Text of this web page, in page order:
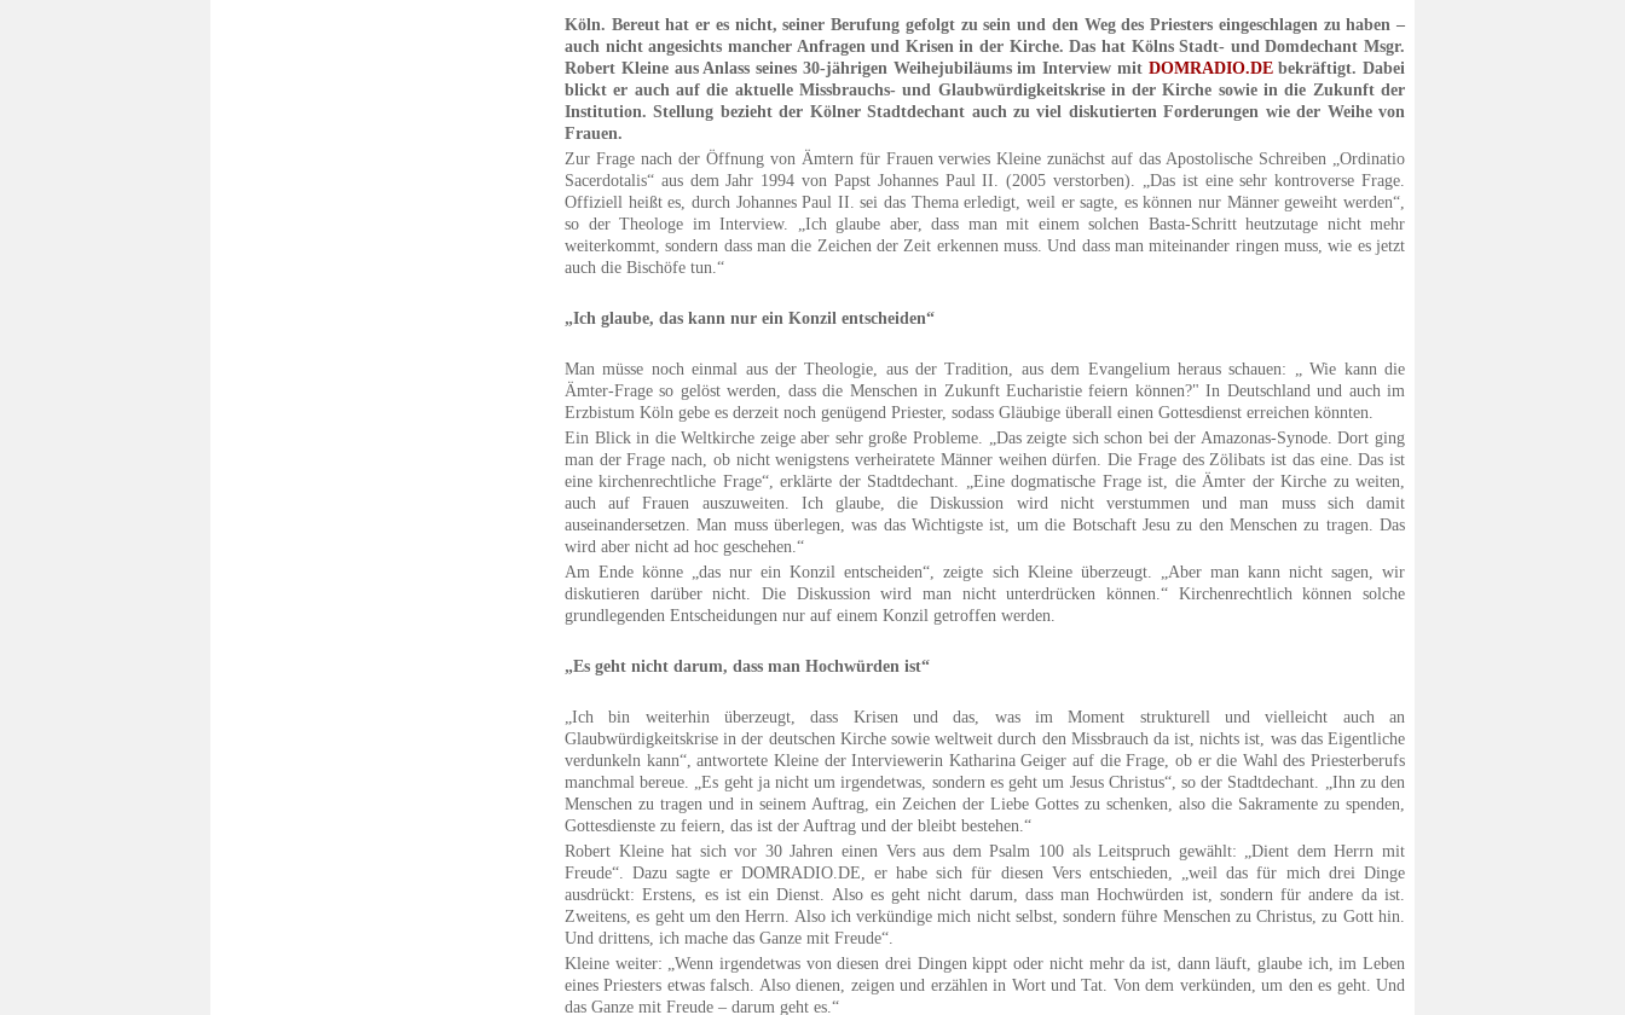
Köln. Bereut hat er es nicht, seiner Berufung gefolgt zu sein und den Weg des Priesters eingeschlagen zu haben –
auch nicht angesichts mancher Anfragen und Krisen in der Kirche. Das hat Kölns Stadt- und Domdechant Msgr.
Robert Kleine aus Anlass seines 30-jährigen Weihejubiläums im Interview mit DOMRADIO.DEbekräftigt. Dabei
blickt er auch auf die aktuelle Missbrauchs- und Glaubwürdigkeitskrise in der Kirche sowie in die Zukunft der
Institution. Stellung bezieht der Kölner Stadtdechant auch zu viel diskutierten Forderungen wie der Weihe von
Frauen.
Zur Frage nach der Öffnung von Ämtern für Frauen verwies Kleine zunächst auf das Apostolische Schreiben „Ordinatio
Sacerdotalis“ aus dem Jahr 1994 von Papst Johannes Paul II. (2005 verstorben). „Das ist eine sehr kontroverse Frage.
Offiziell heißt es, durch Johannes Paul II. sei das Thema erledigt, weil er sagte, es können nur Männer geweiht werden“,
so der Theologe im Interview. „Ich glaube aber, dass man mit einem solchen Basta-Schritt heutzutage nicht mehr
weiterkommt, sondern dass man die Zeichen der Zeit erkennen muss. Und dass man miteinander ringen muss, wie es jetzt
auch die Bischöfe tun.“
„Ich glaube, das kann nur ein Konzil entscheiden“
Man müsse noch einmal aus der Theologie, aus der Tradition, aus dem Evangelium heraus schauen: „ Wie kann die
Ämter-Frage so gelöst werden, dass die Menschen in Zukunft Eucharistie feiern können?" In Deutschland und auch im
Erzbistum Köln gebe es derzeit noch genügend Priester, sodass Gläubige überall einen Gottesdienst erreichen könnten.
Ein Blick in die Weltkirche zeige aber sehr große Probleme. „Das zeigte sich schon bei der Amazonas-Synode. Dort ging
man der Frage nach, ob nicht wenigstens verheiratete Männer weihen dürfen. Die Frage des Zölibats ist das eine. Das ist
eine kirchenrechtliche Frage“, erklärte der Stadtdechant. „Eine dogmatische Frage ist, die Ämter der Kirche zu weiten,
auch auf Frauen auszuweiten. Ich glaube, die Diskussion wird nicht verstummen und man muss sich damit
auseinandersetzen. Man muss überlegen, was das Wichtigste ist, um die Botschaft Jesu zu den Menschen zu tragen. Das
wird aber nicht ad hoc geschehen.“
Am Ende könne „das nur ein Konzil entscheiden“, zeigte sich Kleine überzeugt. „Aber man kann nicht sagen, wir
diskutieren darüber nicht. Die Diskussion wird man nicht unterdrücken können.“ Kirchenrechtlich können solche
grundlegenden Entscheidungen nur auf einem Konzil getroffen werden.
„Es geht nicht darum, dass man Hochwürden ist“
„Ich bin weiterhin überzeugt, dass Krisen und das, was im Moment strukturell und vielleicht auch an
Glaubwürdigkeitskrise in der deutschen Kirche sowie weltweit durch den Missbrauch da ist, nichts ist, was das Eigentliche
verdunkeln kann“, antwortete Kleine der Interviewerin Katharina Geiger auf die Frage, ob er die Wahl des Priesterberufs
manchmal bereue. „Es geht ja nicht um irgendetwas, sondern es geht um Jesus Christus“, so der Stadtdechant. „Ihn zu den
Menschen zu tragen und in seinem Auftrag, ein Zeichen der Liebe Gottes zu schenken, also die Sakramente zu spenden,
Gottesdienste zu feiern, das ist der Auftrag und der bleibt bestehen.“
Robert Kleine hat sich vor 30 Jahren einen Vers aus dem Psalm 100 als Leitspruch gewählt: „Dient dem Herrn mit
Freude“. Dazu sagte er DOMRADIO.DE, er habe sich für diesen Vers entschieden, „weil das für mich drei Dinge
ausdrückt: Erstens, es ist ein Dienst. Also es geht nicht darum, dass man Hochwürden ist, sondern für andere da ist.
Zweitens, es geht um den Herrn. Also ich verkündige mich nicht selbst, sondern führe Menschen zu Christus, zu Gott hin.
Und drittens, ich mache das Ganze mit Freude“.
Kleine weiter: „Wenn irgendetwas von diesen drei Dingen kippt oder nicht mehr da ist, dann läuft, glaube ich, im Leben
eines Priesters etwas falsch. Also dienen, zeigen und erzählen in Wort und Tat. Von dem verkünden, um den es geht. Und
das Ganze mit Freude – darum geht es.“